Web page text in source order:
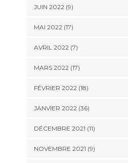
JUIN 2022 (9)
MAI 2022 (17)
AVRIL 2022 (7)
MARS 2022 (17)
FÉVRIER 2022 (18)
JANVIER 2022 (36)
DÉCEMBRE 2021 (11)
NOVEMBRE 2021 (9)